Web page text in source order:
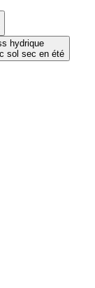
hydrique
sol sec en été